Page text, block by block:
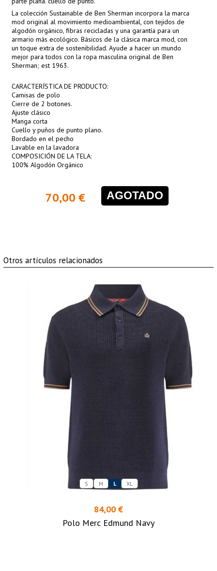
La colección Sustainable de Ben Sherman incorpora la marca
mod original al movimiento medioambiental, con tejidos de
algodón orgánico, fibras recicladas y una garantía para un
armario más ecológico. Básicos de la clásica marca mod, con
un toque extra de sostenibilidad. Ayude a hacer un mundo
mejor para todos con la ropa masculina original de Ben
Sherman; est 1963.
CARACTERÍSTICA DE PRODUCTO:
Camisas de polo
Cierre de 2 botones.
Ajuste clásico
Manga corta
Cuello y puños de punto plano.
Bordado en el pecho
Lavable en la lavadora
COMPOSICIÓN DE LA TELA:
100% Algodón Orgánico
70,00 € AGOTADO
Otros artículos relacionados
S M L XL
84,00 €
Polo Merc Edmund Navy